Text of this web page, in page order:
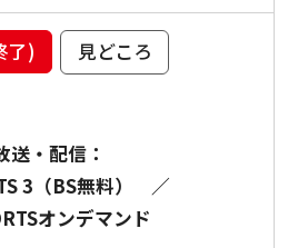
了)
見どころ
送・配信：
3（BS無料）
／
オンデマンド